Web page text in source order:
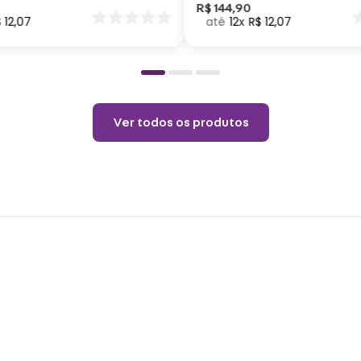
12,07
R$ 144,90
12 R$ 12,07
Ver todos os produtos